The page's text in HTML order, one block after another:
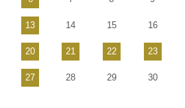
13 14 15 16
20 21 22 23
27 28 29 30